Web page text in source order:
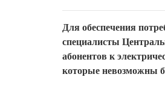
Для обеспечения
специалисты
абонентов к
которые невозможны